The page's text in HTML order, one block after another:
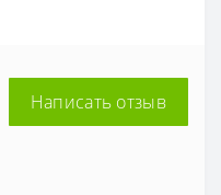
Написать отзыв